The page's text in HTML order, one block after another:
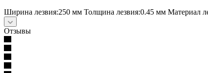
Ширина лезвия:250 мм Толщина лезвия:0.45 мм Материал
Отзывы